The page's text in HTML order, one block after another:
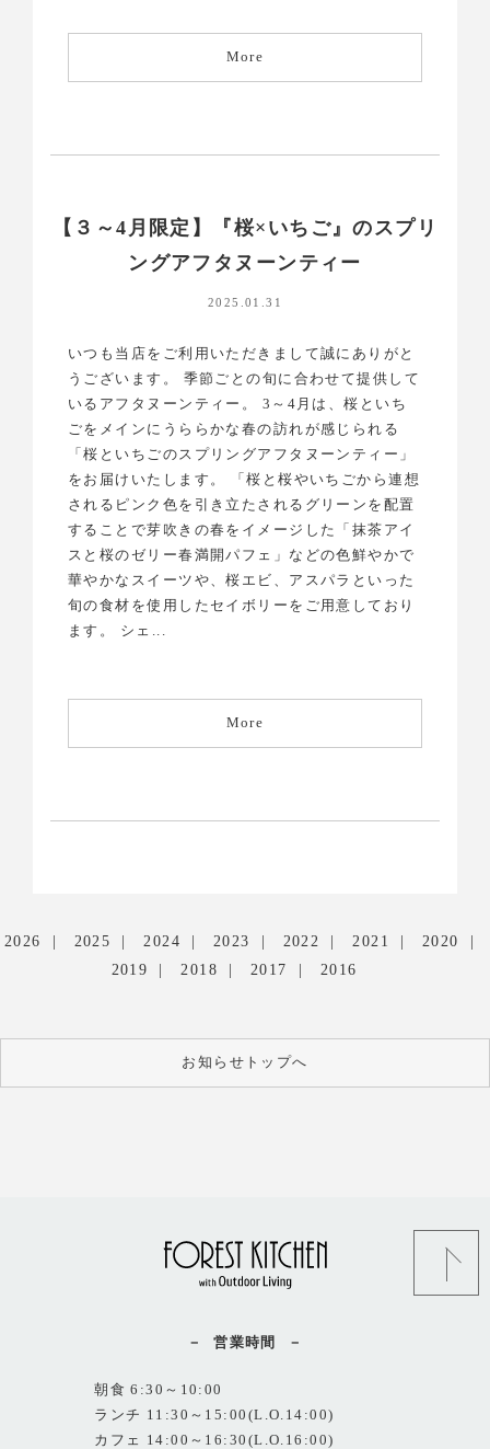
More
【３～4月限定】『桜×いちご』のスプリ
ングアフタヌーンティー
2025.01.31
いつも当店をご利用いただきまして誠にありがと
うございます。 季節ごとの旬に合わせて提供して
いるアフタヌーンティー。 3～4月は、桜といち
ごをメインにうららかな春の訪れが感じられる
「桜といちごのスプリングアフタヌーンティー」
をお届けいたします。 「桜と桜やいちごから連想
されるピンク色を引き立たされるグリーンを配置
することで芽吹きの春をイメージした「抹茶アイ
スと桜のゼリー春満開パフェ」などの色鮮やかで
華やかなスイーツや、桜エビ、アスパラといった
旬の食材を使用したセイボリーをご用意しており
ます。 シェ...
More
2026 2025 2024 2023 2022 2021
2020
2019
2018 2017 2016
お知らせトップへ
営業時間
朝食 6:30～10:00
ランチ 11:30～15:00(L.O.14:00)
カフェ 14:00～16:30(L.O.16:00)